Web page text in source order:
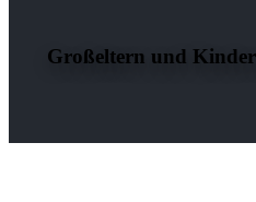
Großeltern und